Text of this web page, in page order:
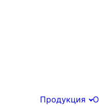
Продукция
О